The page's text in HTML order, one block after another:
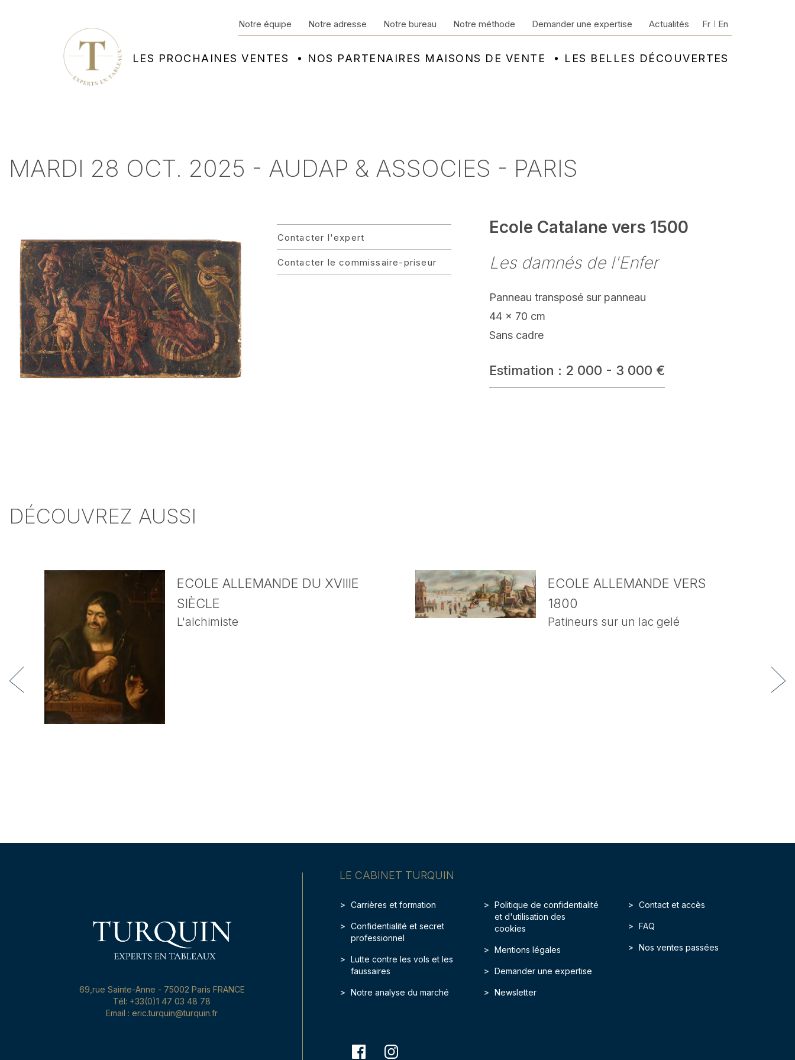
LES PROCHAINES VENTES NOS PARTENAIRES MAISONS DE VENTE LES BELLES DÉCOUVERTES
Notre équipe Notre adresse Notre bureau Notre méthode Demander une expertise Actualités Fr En
MARDI 28 OCT. 2025 - AUDAP & ASSOCIES - PARIS
Contacter l'expert
Contacter le commissaire-priseur
Ecole Catalane vers 1500
Les damnés de l'Enfer
Panneau transposé sur panneau
44 x 70 cm
Sans cadre
Estimation : 2 000 - 3 000 €
DÉCOUVREZ AUSSI
ECOLE ALLEMANDE DU XVIIIE
SIÈCLE
L'alchimiste
ECOLE ALLEMANDE VERS
1800
Patineurs sur un lac gelé
LE CABINET TURQUIN
Carrières et formation
Confidentialité et secret
professionnel
Lutte contre les vols et les
faussaires
Notre analyse du marché
Politique de confidentialité
et d'utilisation des
cookies
Mentions légales
Demander une expertise
Newsletter
Contact et accès
FAQ
Nos ventes passées
69,rue Sainte-Anne - 75002 Paris FRANCE
Tél: +33(0)1 47 03 48 78
Email : eric.turquin@turquin.fr